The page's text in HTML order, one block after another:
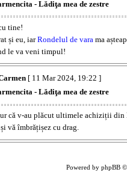
- Lădiţa mea de zestre
tine!
și eu, iarRondelul de varama
le va veni timpul!
[ 11 Mar 2024, 19:22 ]
- Lădiţa mea de zestre
că v-au plăcut ultimele achiziții
vă îmbrățișez cu drag.
Powered by phpBB